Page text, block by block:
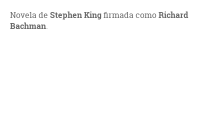
Novela de Stephen Kingfirmada comoRichard
Bachman.